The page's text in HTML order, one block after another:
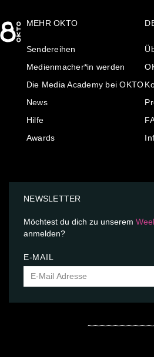
MEHR OKTO
Sendereihen
Medienmacher*in werden
Die Media Academy bei OKTO
News
Hilfe
Awards
NEWSLETTER
Möchtest du dich zu unserem
anmelden?
E-MAIL